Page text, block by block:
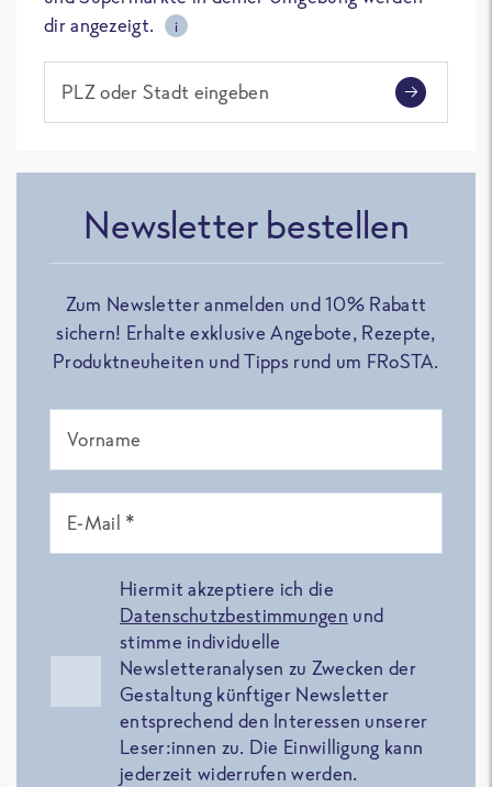
dir angezeigt.
i
PLZ oder Stadt eingeben
Newsletter bestellen
Zum Newsletter anmelden und 10% Rabatt
sichern! Erhalte exklusive Angebote, Rezepte,
Produktneuheiten und Tipps rund um FRoSTA.
Vorname
E-Mail *
Hiermit akzeptiere ich die
Datenschutzbestimmungen und
stimme individuelle
Newsletteranalysen zu Zwecken der
Gestaltung künftiger Newsletter
entsprechend den Interessen unserer
Leser:innen zu. Die Einwilligung kann
jederzeit widerrufen werden.